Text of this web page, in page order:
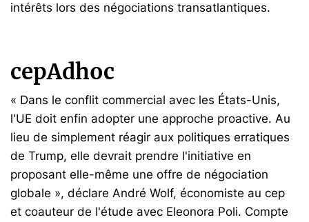
intérêts lors des négociations transatlantiques.
cepAdhoc
« Dans le conflit commercial avec les États-Unis,
l'UE doit enfin adopter une approche proactive. Au
lieu de simplement réagir aux politiques erratiques
de Trump, elle devrait prendre l'initiative en
proposant elle-même une offre de négociation
globale », déclare André Wolf, économiste au cep
et coauteur de l'étude avec Eleonora Poli. Compte